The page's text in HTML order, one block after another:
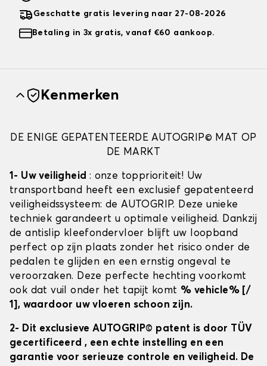
Geschatte gratis levering naar 27-08-2026
Betaling in 3x gratis, vanaf €60 aankoop.
Kenmerken
DE ENIGE GEPATENTEERDE AUTOGRIP© MAT OP
DE MARKT
1- Uw veiligheid : onze topprioriteit! Uw
transportband heeft een exclusief gepatenteerd
veiligheidssysteem: de AUTOGRIP. Deze unieke
techniek garandeert u optimale veiligheid. Dankzij
de antislip kleefondervloer blijft uw loopband
perfect op zijn plaats zonder het risico onder de
pedalen te glijden en een ernstig ongeval te
veroorzaken. Deze perfecte hechting voorkomt
ook dat vuil onder het tapijt komt % vehicle% [/
1], waardoor uw vloeren schoon zijn.
2- Dit exclusieve AUTOGRIP© patent is door TÜV
gecertificeerd, een echte instelling en een
garantie voor serieuze controle en veiligheid. De